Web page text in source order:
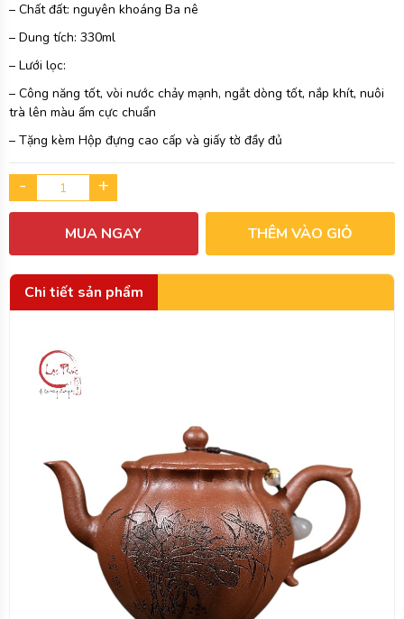
– Chất đất: nguyên khoáng Ba nê
– Dung tích: 330ml
– Lưới lọc:
– Công năng tốt, vòi nước chảy mạnh, ngắt dòng tốt, nắp khít, nuôi
trà lên màu ấm cực chuẩn
– Tặng kèm Hộp đựng cao cấp và giấy tờ đầy đủ
- +
MUA NGAY THÊM VÀO GIỎ
Chi tiết sản phẩm